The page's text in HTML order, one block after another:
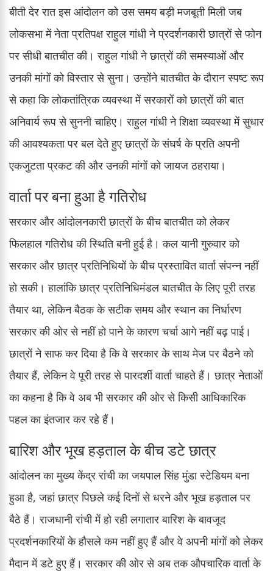
बीती देर रात इस आंदोलन को उस समय बड़ी मजबूती मिली जब
लोकसभा में नेता प्रतिपक्ष राहुल गांधी ने प्रदर्शनकारी छात्रों से फोन
पर सीधी बातचीत की। राहुल गांधी ने छात्रों की समस्याओं और
उनकी मांगों को विस्तार से सुना। उन्होंने बातचीत के दौरान स्पष्ट रूप
से कहा कि लोकतांत्रिक व्यवस्था में सरकारों को छात्रों की बात
अनिवार्य रूप से सुननी चाहिए। राहुल गांधी ने शिक्षा व्यवस्था में सुधार
की आवश्यकता पर बल देते हुए छात्रों के संघर्ष के प्रति अपनी
एकजुटता प्रकट की और उनकी मांगों को जायज ठहराया।
वार्ता पर बना हुआ है गतिरोध
सरकार और आंदोलनकारी छात्रों के बीच बातचीत को लेकर
फिलहाल गतिरोध की स्थिति बनी हुई है। कल यानी गुरुवार को
सरकार और छात्र प्रतिनिधियों के बीच प्रस्तावित वार्ता संपन्न नहीं
हो सकी। हालांकि छात्र प्रतिनिधिमंडल बातचीत के लिए पूरी तरह
तैयार था, लेकिन बैठक के सटीक समय और स्थान का निर्धारण
सरकार की ओर से नहीं हो पाने के कारण चर्चा आगे नहीं बढ़ पाई।
छात्रों ने साफ कर दिया है कि वे सरकार के साथ मेज पर बैठने को
तैयार हैं, लेकिन वे पूरी तरह से पारदर्शी वार्ता चाहते हैं। छात्र नेताओं
का कहना है कि वे अब भी सरकार की ओर से किसी आधिकारिक
पहल का इंतजार कर रहे हैं।
बारिश और भूख हड़ताल के बीच डटे छात्र
आंदोलन का मुख्य केंद्र रांची का जयपाल सिंह मुंडा स्टेडियम बना
हुआ है, जहां छात्र पिछले कई दिनों से धरने और भूख हड़ताल पर
बैठे हैं। राजधानी रांची में हो रही लगातार बारिश के बावजूद
प्रदर्शनकारियों के हौसले कम नहीं हुए हैं और वे अपनी मांगों को लेकर
मैदान में डटे हुए हैं। सरकार की ओर से अब तक औपचारिक वार्ता के